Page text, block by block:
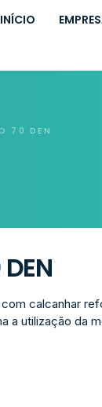
INÍCIO
70 DEN
calcanhar
a utilização da